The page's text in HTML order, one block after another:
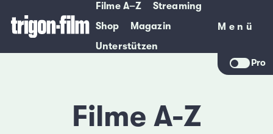
Filme A–Z
Streaming
Shop
Magazin
Unterstützen
Menü
Menü
Pro
Filme A-Z